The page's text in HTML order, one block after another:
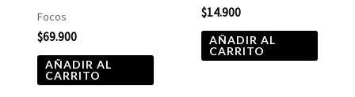
Focos
$69.900
AÑADIR AL
CARRITO
$14.900
AÑADIR AL
CARRITO